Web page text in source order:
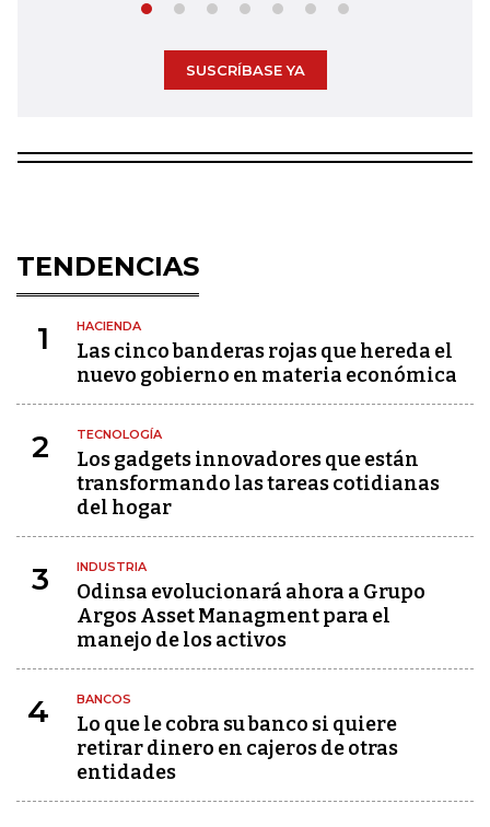
SUSCRÍBASE YA
TENDENCIAS
1 HACIENDA
Las cinco banderas rojas que hereda el
nuevo gobierno en materia económica
2 TECNOLOGÍA
Los gadgets innovadores que están
transformando las tareas cotidianas
del hogar
3 INDUSTRIA
Odinsa evolucionará ahora a Grupo
Argos Asset Managment para el
manejo de los activos
4 BANCOS
Lo que le cobra su banco si quiere
retirar dinero en cajeros de otras
entidades